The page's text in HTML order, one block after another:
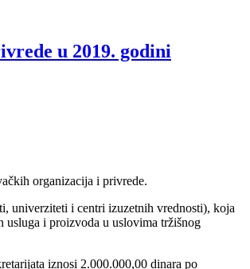
u 2019. godini
organizacija i privrede.
univerziteti i centri izuzetnih vrednosti), koja
usluga i proizvoda u uslovima tržišnog
iznosi 2.000.000,00 dinara po